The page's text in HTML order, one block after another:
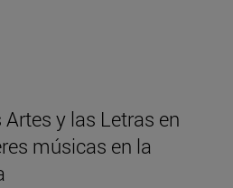
y las Letras en
músicas en la